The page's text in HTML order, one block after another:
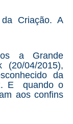
Criação. A
a Grande
04/2015),
da
E quando o
aos confins